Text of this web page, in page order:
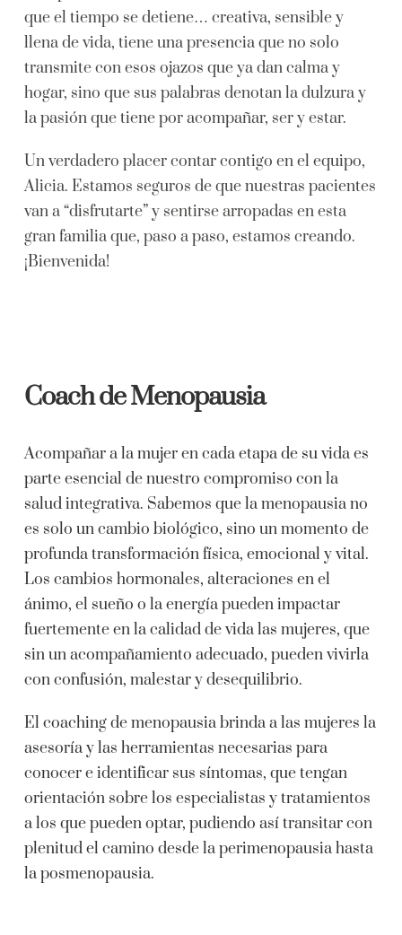
que el tiempo se detiene… creativa, sensible y
llena de vida, tiene una presencia que no solo
transmite con esos ojazos que ya dan calma y
hogar, sino que sus palabras denotan la dulzura y
la pasión que tiene por acompañar, ser y estar.
Un verdadero placer contar contigo en el equipo,
Alicia. Estamos seguros de que nuestras pacientes
van a “disfrutarte” y sentirse arropadas en esta
gran familia que, paso a paso, estamos creando.
¡Bienvenida!
Coach de Menopausia
Acompañar a la mujer en cada etapa de su vida es
parte esencial de nuestro compromiso con la
salud integrativa. Sabemos que la menopausia no
es solo un cambio biológico, sino un momento de
profunda transformación física, emocional y vital.
Los cambios hormonales, alteraciones en el
ánimo, el sueño o la energía pueden impactar
fuertemente en la calidad de vida las mujeres, que
sin un acompañamiento adecuado, pueden vivirla
con confusión, malestar y desequilibrio.
El coaching de menopausia brinda a las mujeres la
asesoría y las herramientas necesarias para
conocer e identificar sus síntomas, que tengan
orientación sobre los especialistas y tratamientos
a los que pueden optar, pudiendo así transitar con
plenitud el camino desde la perimenopausia hasta
la posmenopausia.